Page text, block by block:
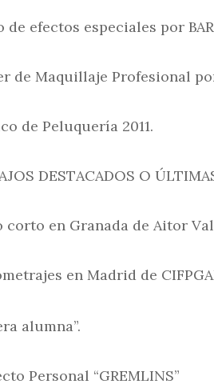
de efectos especiales por
de Maquillaje Profesional por
de Peluquería 2011.
DESTACADOS O
en Granada de Aitor
en Madrid de
alumna”.
Personal “GREMLINS”